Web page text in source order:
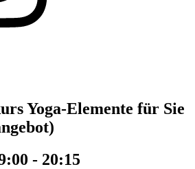
Yoga-Elemente für Sie
- 20:15